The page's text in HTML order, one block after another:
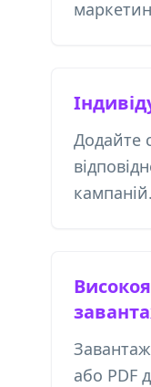
Додайте
кампаній.
або PDF